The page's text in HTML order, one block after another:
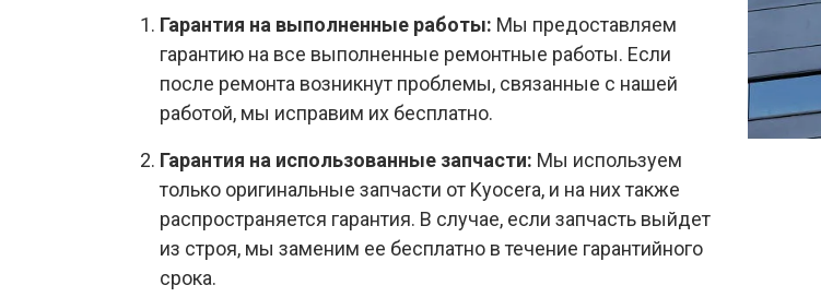
Гарантия на выполненные работы: Мы предоставляем
гарантию на все выполненные ремонтные работы. Если
после ремонта возникнут проблемы, связанные с нашей
работой, мы исправим их бесплатно.
Гарантия на использованные запчасти: Мы используем
только оригинальные запчасти от Kyocera, и на них также
распространяется гарантия. В случае, если запчасть выйдет
из строя, мы заменим ее бесплатно в течение гарантийного
срока.